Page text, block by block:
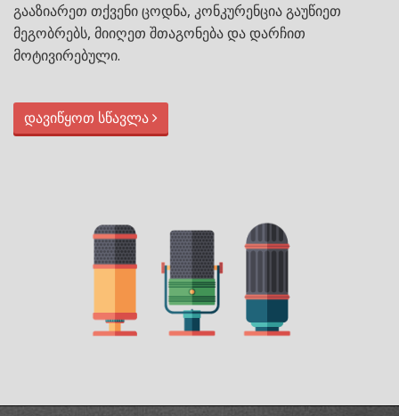
გააზიარეთ თქვენი ცოდნა, კონკურენცია გაუწიეთ
მეგობრებს, მიიღეთ შთაგონება და დარჩით
მოტივირებული.
დავიწყოთ სწავლა